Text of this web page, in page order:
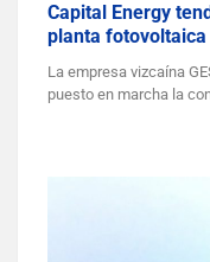
Capital Energy
planta fotovoltaica
La empresa vizcaína
puesto en marcha la